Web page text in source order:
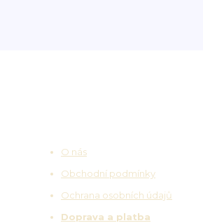
O nás
Obchodní podmínky
Ochrana osobních údajů
Doprava a platba